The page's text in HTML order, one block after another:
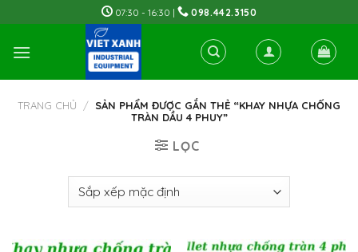
to
content
07:30 - 16:30 | 098.442.3150
TRANG CHỦ / SẢN PHẨM ĐƯỢC GẮN THẺ “KHAY NHỰA CHỐNG
TRÀN DẦU 4 PHUY”
LỌC